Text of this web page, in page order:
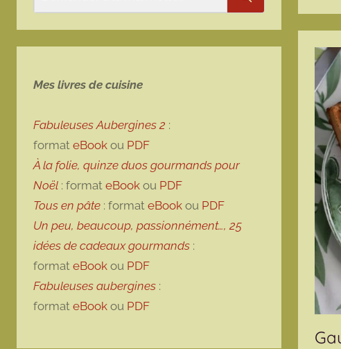
Rechercher
Mes livres de cuisine
Fabuleuses Aubergines 2 :
format eBook ou PDF
À la folie, quinze duos gourmands pour
Noël : format eBook ou PDF
Tous en pâte : format eBook ou PDF
Un peu, beaucoup, passionnément…, 25
idées de cadeaux gourmands :
format eBook ou PDF
Fabuleuses aubergines :
format eBook ou PDF